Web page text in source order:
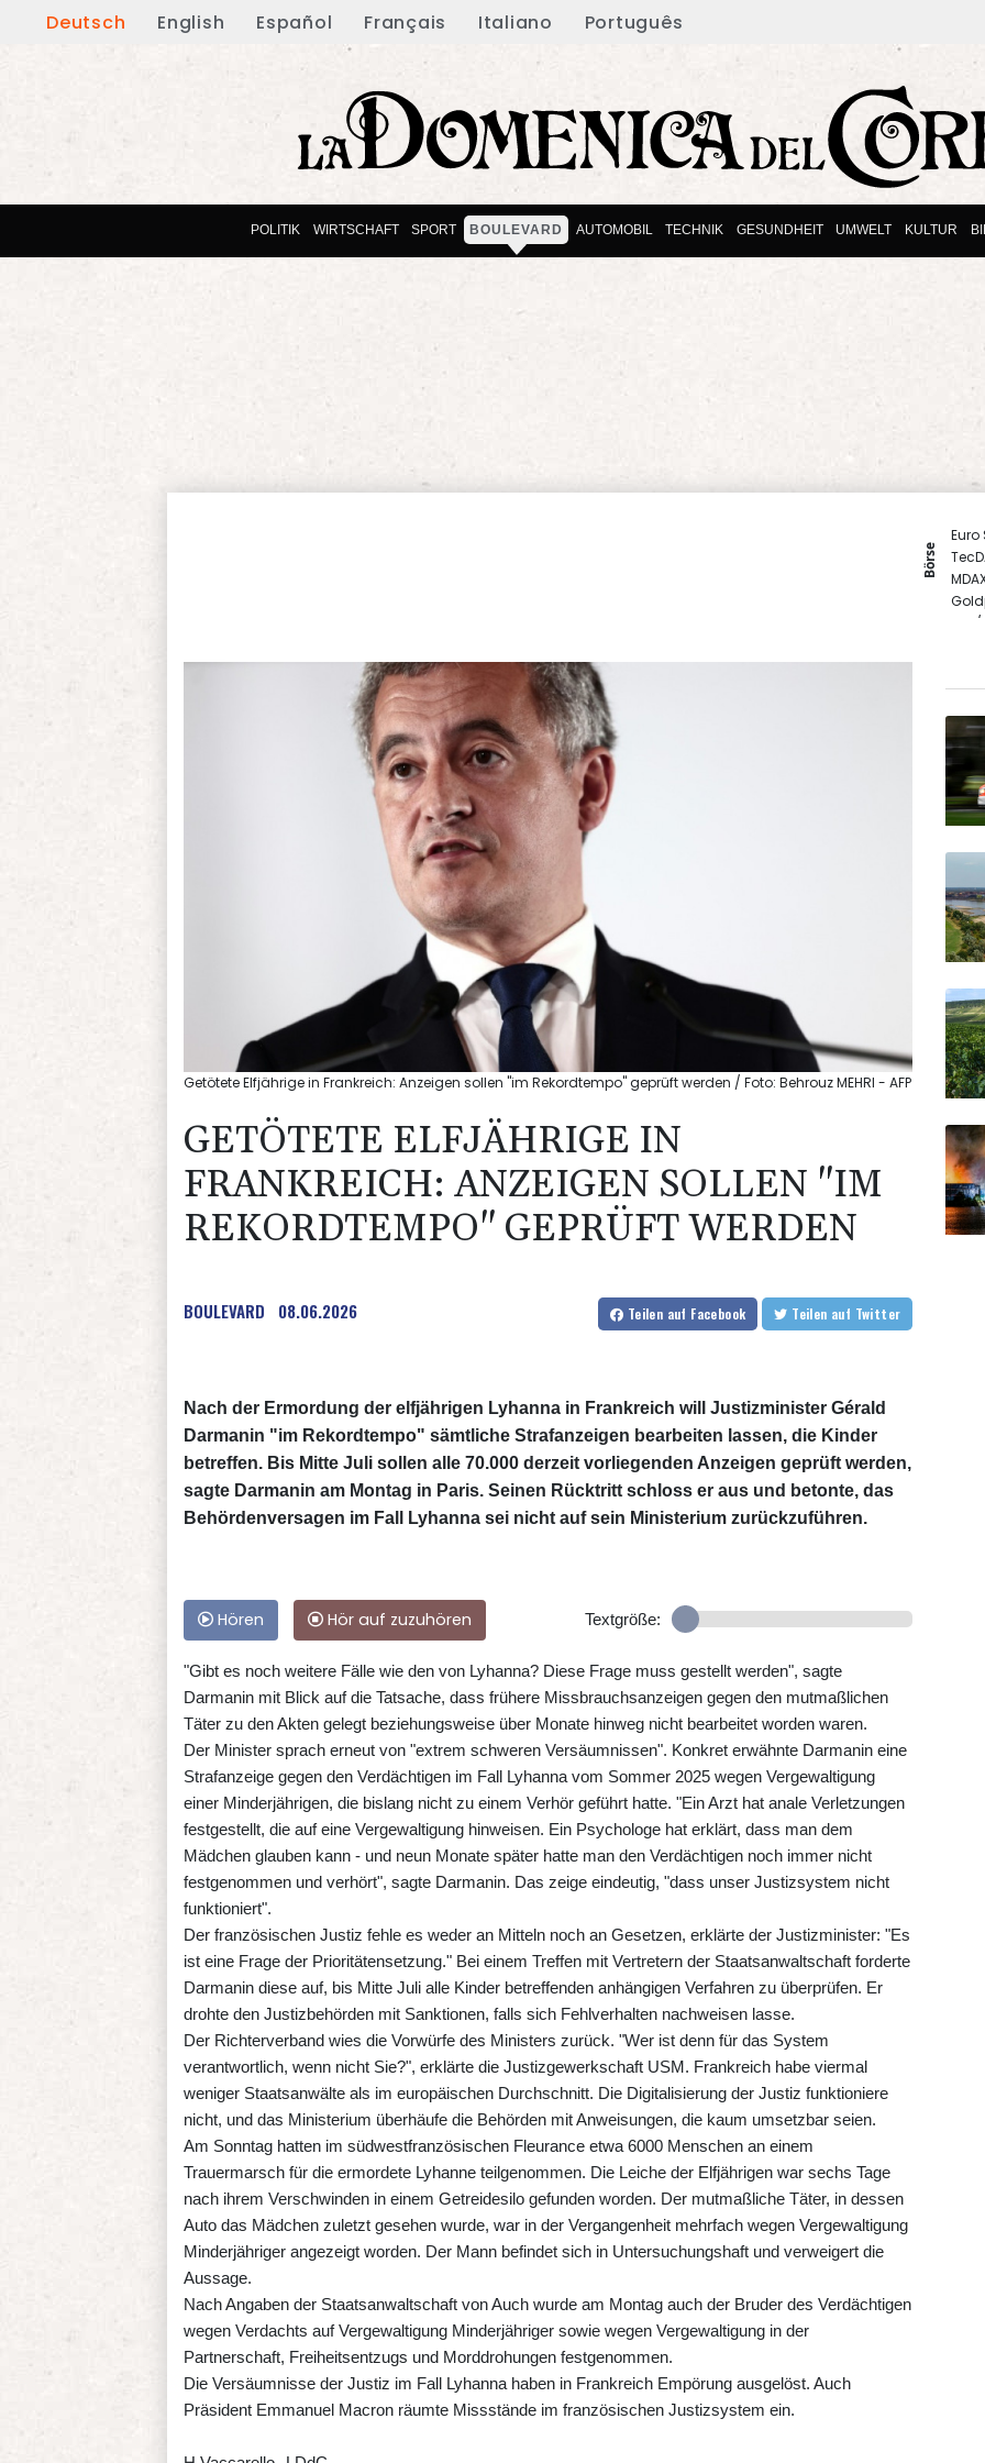
Deutsch English Español Français Italiano Português
POLITIK WIRTSCHAFT SPORT BOULEVARD AUTOMOBIL TECHNIK GESUNDHEIT UMWELT KULTUR
Börse
Euro
EUR/
Getötete Elfjährige in Frankreich: Anzeigen sollen "im Rekordtempo" geprüft werden / Foto: Behrouz MEHRI - AFP
GETÖTETE ELFJÄHRIGE IN
FRANKREICH: ANZEIGEN SOLLEN "IM
REKORDTEMPO" GEPRÜFT WERDEN
BOULEVARD 08.06.2026 Teilen auf Facebook Teilen auf Twitter
Nach der Ermordung der elfjährigen Lyhanna in Frankreich will Justizminister Gérald
Darmanin "im Rekordtempo" sämtliche Strafanzeigen bearbeiten lassen, die Kinder
betreffen. Bis Mitte Juli sollen alle 70.000 derzeit vorliegenden Anzeigen geprüft werden,
sagte Darmanin am Montag in Paris. Seinen Rücktritt schloss er aus und betonte, das
Behördenversagen im Fall Lyhanna sei nicht auf sein Ministerium zurückzuführen.
Hören Hör auf zuzuhören Textgröße:
"Gibt es noch weitere Fälle wie den von Lyhanna? Diese Frage muss gestellt werden", sagte
Darmanin mit Blick auf die Tatsache, dass frühere Missbrauchsanzeigen gegen den mutmaßlichen
Täter zu den Akten gelegt beziehungsweise über Monate hinweg nicht bearbeitet worden waren.
Der Minister sprach erneut von "extrem schweren Versäumnissen". Konkret erwähnte Darmanin eine
Strafanzeige gegen den Verdächtigen im Fall Lyhanna vom Sommer 2025 wegen Vergewaltigung
einer Minderjährigen, die bislang nicht zu einem Verhör geführt hatte. "Ein Arzt hat anale Verletzungen
festgestellt, die auf eine Vergewaltigung hinweisen. Ein Psychologe hat erklärt, dass man dem
Mädchen glauben kann - und neun Monate später hatte man den Verdächtigen noch immer nicht
festgenommen und verhört", sagte Darmanin. Das zeige eindeutig, "dass unser Justizsystem nicht
funktioniert".
Der französischen Justiz fehle es weder an Mitteln noch an Gesetzen, erklärte der Justizminister: "Es
ist eine Frage der Prioritätensetzung." Bei einem Treffen mit Vertretern der Staatsanwaltschaft forderte
Darmanin diese auf, bis Mitte Juli alle Kinder betreffenden anhängigen Verfahren zu überprüfen. Er
drohte den Justizbehörden mit Sanktionen, falls sich Fehlverhalten nachweisen lasse.
Der Richterverband wies die Vorwürfe des Ministers zurück. "Wer ist denn für das System
verantwortlich, wenn nicht Sie?", erklärte die Justizgewerkschaft USM. Frankreich habe viermal
weniger Staatsanwälte als im europäischen Durchschnitt. Die Digitalisierung der Justiz funktioniere
nicht, und das Ministerium überhäufe die Behörden mit Anweisungen, die kaum umsetzbar seien.
Am Sonntag hatten im südwestfranzösischen Fleurance etwa 6000 Menschen an einem
Trauermarsch für die ermordete Lyhanne teilgenommen. Die Leiche der Elfjährigen war sechs Tage
nach ihrem Verschwinden in einem Getreidesilo gefunden worden. Der mutmaßliche Täter, in dessen
Auto das Mädchen zuletzt gesehen wurde, war in der Vergangenheit mehrfach wegen Vergewaltigung
Minderjähriger angezeigt worden. Der Mann befindet sich in Untersuchungshaft und verweigert die
Aussage.
Nach Angaben der Staatsanwaltschaft von Auch wurde am Montag auch der Bruder des Verdächtigen
wegen Verdachts auf Vergewaltigung Minderjähriger sowie wegen Vergewaltigung in der
Partnerschaft, Freiheitsentzugs und Morddrohungen festgenommen.
Die Versäumnisse der Justiz im Fall Lyhanna haben in Frankreich Empörung ausgelöst. Auch
Präsident Emmanuel Macron räumte Missstände im französischen Justizsystem ein.